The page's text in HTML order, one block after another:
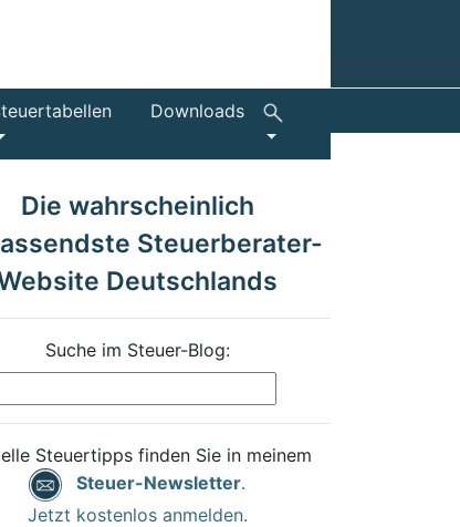
Downloads
Die wahrscheinlich
Steuerberater-
Deutschlands
Suche im Steuer-Blog:
Steuertipps finden Sie in meinem
Steuer-Newsletter.
Jetzt kostenlos anmelden.